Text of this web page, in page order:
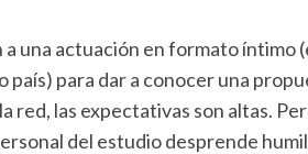
una actuación en formato íntimo
país) para dar a conocer una
red, las expectativas son altas.
del estudio desprende